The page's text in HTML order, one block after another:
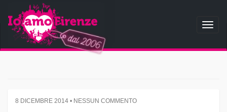
8 DICEMBRE 2014 • NESSUN COMMENTO